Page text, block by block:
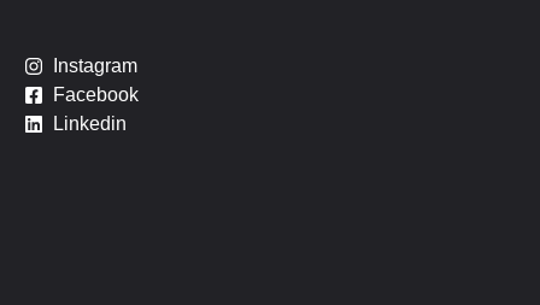
nstagram
Facebook
Linkedin